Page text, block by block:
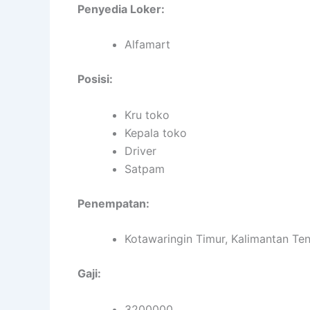
Penyedia Loker:
Alfamart
Posisi:
Kru toko
Kepala toko
Driver
Satpam
Penempatan:
Kotawaringin Timur, Kalimantan
Gaji: